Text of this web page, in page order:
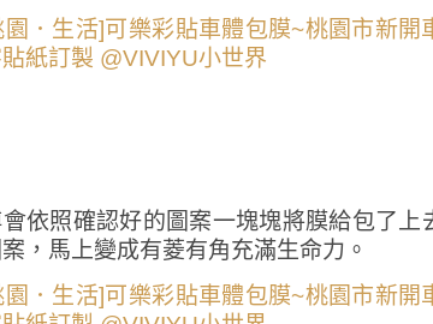
依照確認好的圖案一塊塊將膜給包了
，馬上變成有菱有角充滿生命力。